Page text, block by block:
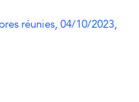
réunies, 04/10/2023,